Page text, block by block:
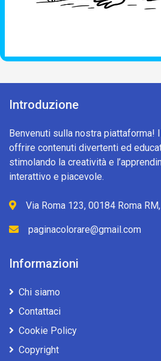
Introduzione
Benvenuti sulla nostra piattaforma!
offrire contenuti divertenti ed
stimolando la creatività e
interattivo e piacevole.
Via Roma 123, 00184 Roma
paginacolorare@gmail.com
Informazioni
Chi siamo
Contattaci
Cookie Policy
Copyright